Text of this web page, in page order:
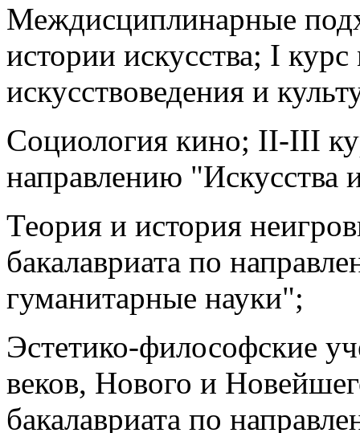
Междисциплинарные
истории искусства; I
искусствоведения и
Социология кино; II-III
направлению "Искусства
Теория и история
бакалавриата по
гуманитарные науки";
Эстетико-философские
веков, Нового и
бакалавриата по